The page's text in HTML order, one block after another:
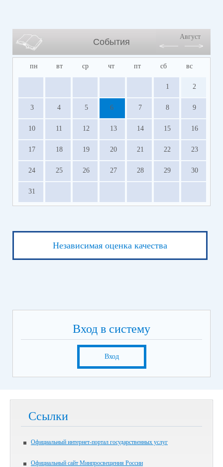
События
Август
пн вт ср чт пт сб вс
1 2
3 4 5 6 7 8 9
10 11 12 13 14 15 16
17 18 19 20 21 22 23
24 25 26 27 28 29 30
31
Независимая оценка качества
Вход в систему
Вход
Ссылки
Официальный интернет-портал государственных услуг
Официальный сайт Минпросвещения России